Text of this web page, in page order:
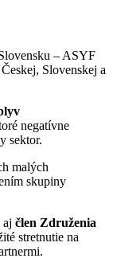
– ASYF
Slovenskej a
negatívne
sektor.
malých
skupiny
aj člen Združenia
stretnutie na